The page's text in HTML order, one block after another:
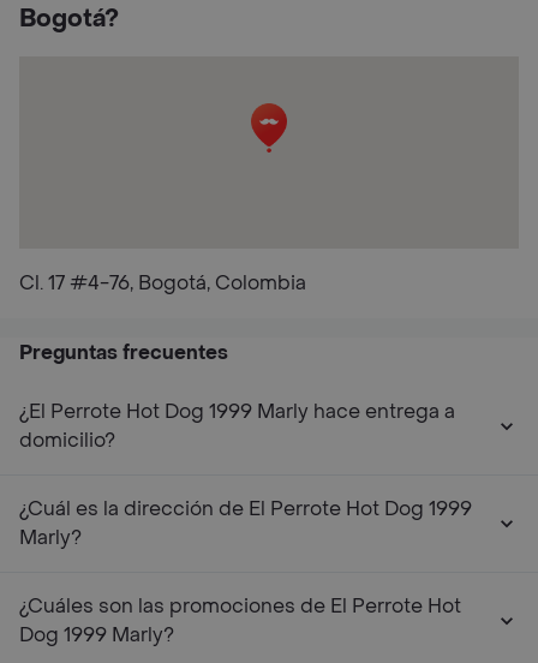
Bogotá?
Cl. 17 #4-76, Bogotá, Colombia
Preguntas frecuentes
¿El Perrote Hot Dog 1999 Marly hace entrega a
domicilio?
¿Cuál es la dirección de El Perrote Hot Dog 1999
Marly?
¿Cuáles son las promociones de El Perrote Hot
Dog 1999 Marly?